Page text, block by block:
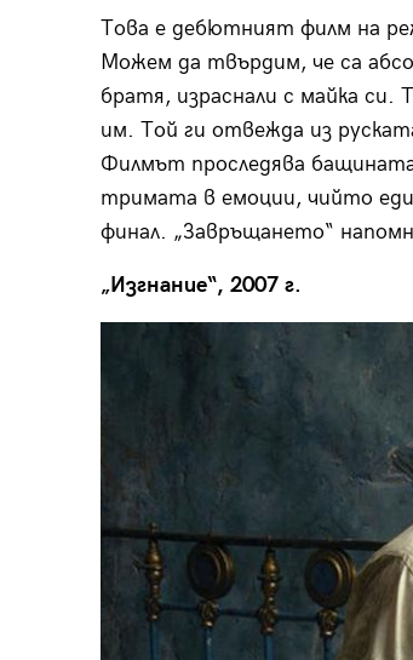
Това е дебютният филм на
Можем да твърдим, че са
братя, израснали с майка си.
им. Той ги отвежда из
Филмът проследява
тримата в емоции, чийто
финал. „Завръщането“
„Изгнание“, 2007 г.